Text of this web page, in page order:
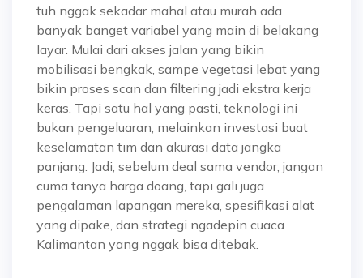
tuh nggak sekadar mahal atau murah ada
banyak banget variabel yang main di belakang
layar. Mulai dari akses jalan yang bikin
mobilisasi bengkak, sampe vegetasi lebat yang
bikin proses scan dan filtering jadi ekstra kerja
keras. Tapi satu hal yang pasti, teknologi ini
bukan pengeluaran, melainkan investasi buat
keselamatan tim dan akurasi data jangka
panjang. Jadi, sebelum deal sama vendor, jangan
cuma tanya harga doang, tapi gali juga
pengalaman lapangan mereka, spesifikasi alat
yang dipake, dan strategi ngadepin cuaca
Kalimantan yang nggak bisa ditebak.